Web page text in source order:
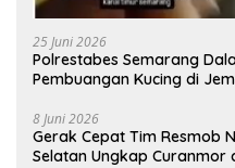
25 Juni 2026
Polrestabes Semarang
Pembuangan Kucing di
8 Juni 2026
Gerak Cepat Tim Resmob
Selatan Ungkap Curanmor